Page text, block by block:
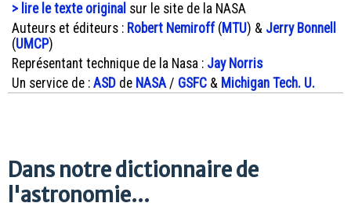
> lire le texte original sur le site de la NASA
Auteurs et éditeurs : Robert Nemiroff( MTU) & Jerry Bonnell
(UMCP)
Représentant technique de la Nasa : Jay Norris
Un service de : ASD de NASA/ GSFC & Michigan Tech. U.
Dans notre dictionnaire de
l'astronomie...